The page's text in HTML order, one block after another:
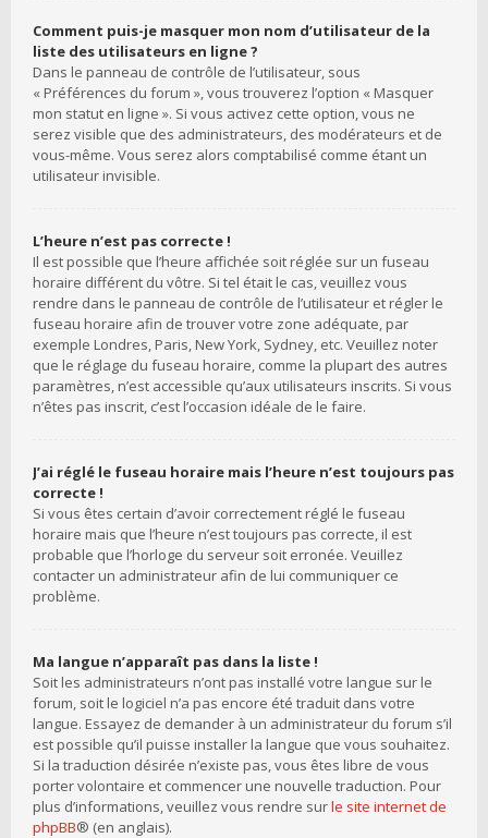
Comment puis-je masquer mon nom d’utilisateur de la
liste des utilisateurs en ligne ?
Dans le panneau de contrôle de l’utilisateur, sous
« Préférences du forum », vous trouverez l’option « Masquer
mon statut en ligne ». Si vous activez cette option, vous ne
serez visible que des administrateurs, des modérateurs et de
vous-même. Vous serez alors comptabilisé comme étant un
utilisateur invisible.
L’heure n’est pas correcte !
Il est possible que l’heure affichée soit réglée sur un fuseau
horaire différent du vôtre. Si tel était le cas, veuillez vous
rendre dans le panneau de contrôle de l’utilisateur et régler le
fuseau horaire afin de trouver votre zone adéquate, par
exemple Londres, Paris, New York, Sydney, etc. Veuillez noter
que le réglage du fuseau horaire, comme la plupart des autres
paramètres, n’est accessible qu’aux utilisateurs inscrits. Si vous
n’êtes pas inscrit, c’est l’occasion idéale de le faire.
J’ai réglé le fuseau horaire mais l’heure n’est toujours pas
correcte !
Si vous êtes certain d’avoir correctement réglé le fuseau
horaire mais que l’heure n’est toujours pas correcte, il est
probable que l’horloge du serveur soit erronée. Veuillez
contacter un administrateur afin de lui communiquer ce
problème.
Ma langue n’apparaît pas dans la liste !
Soit les administrateurs n’ont pas installé votre langue sur le
forum, soit le logiciel n’a pas encore été traduit dans votre
langue. Essayez de demander à un administrateur du forum s’il
est possible qu’il puisse installer la langue que vous souhaitez.
Si la traduction désirée n’existe pas, vous êtes libre de vous
porter volontaire et commencer une nouvelle traduction. Pour
plus d’informations, veuillez vous rendre surle site internet de
phpBB® (en anglais).